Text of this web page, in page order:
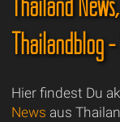
Thailandblog -
Hier findest Du
News aus